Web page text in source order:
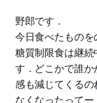
野郎です．
今日食べたものを
糖質制限食は継
す．どこかで誰
感も減じてくる
なくなったって